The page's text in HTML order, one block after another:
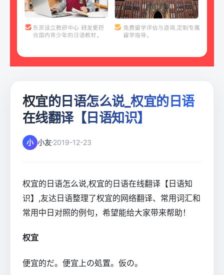
权宜的日语怎么说_权宜的日语
在线翻译【日语知识】
小 小友 2019-12-23
权宜的日语怎么说,权宜的日语在线翻译【日语知
识】,友达日语整理了权宜的网络翻译、常用词汇和
常用中日对照的例句，希望能给大家带来帮助！
权宜
便宜的だ。便宜上の処置。仮の。